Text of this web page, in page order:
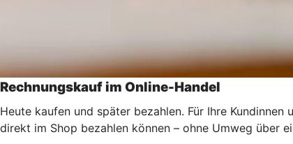
Rechnungskauf im Online-Handel
Heute kaufen und später bezahlen. Für Ihre
direkt im Shop bezahlen können – ohne Umweg über